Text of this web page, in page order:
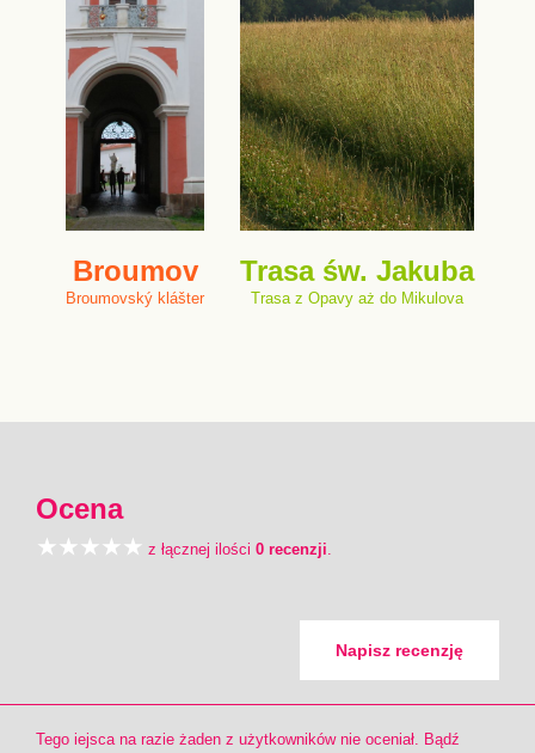
Broumov
Broumovský klášter
Trasa św. Jakuba
Trasa z Opavy aż do Mikulova
Ocena
z łącznej ilości 0 recenzji.
Napisz recenzję
Tego iejsca na razie żaden z użytkowników nie oceniał. Bądź